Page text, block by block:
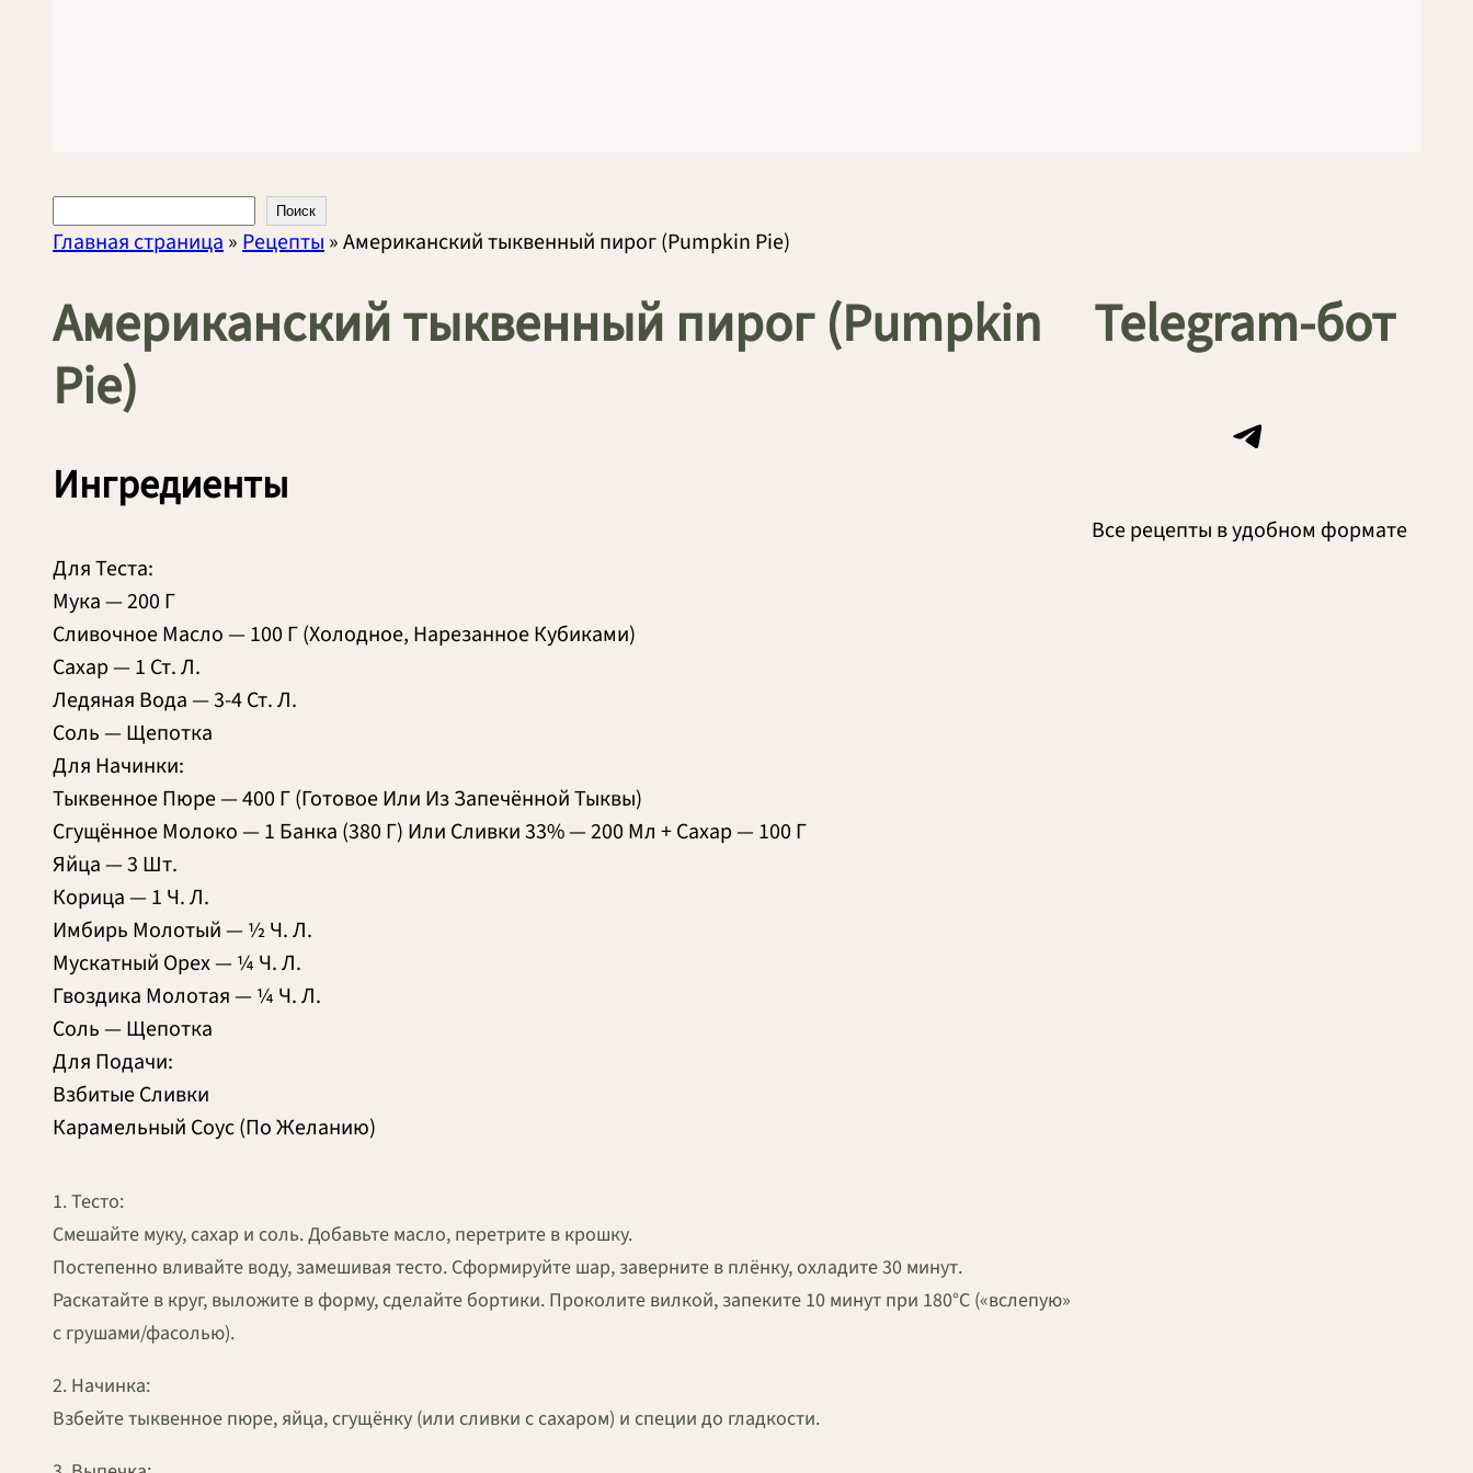
Поиск
Главная страница»Рецепты»Американский тыквенный пирог (Pumpkin Pie)
Американский тыквенный пирог (Pumpkin
Pie)
Ингредиенты
Для Теста:
Мука — 200 Г
Сливочное Масло — 100 Г (Холодное, Нарезанное Кубиками)
Сахар — 1 Ст. Л.
Ледяная Вода — 3-4 Ст. Л.
Соль — Щепотка
Для Начинки:
Тыквенное Пюре — 400 Г (Готовое Или Из Запечённой Тыквы)
Сгущённое Молоко — 1 Банка (380 Г) Или Сливки 33% — 200 Мл + Сахар — 100 Г
Яйца — 3 Шт.
Корица — 1 Ч. Л.
Имбирь Молотый — ½ Ч. Л.
Мускатный Орех — ¼ Ч. Л.
Гвоздика Молотая — ¼ Ч. Л.
Соль — Щепотка
Для Подачи:
Взбитые Сливки
Карамельный Соус (По Желанию)
1. Тесто:
Смешайте муку, сахар и соль. Добавьте масло, перетрите в крошку.
Постепенно вливайте воду, замешивая тесто. Сформируйте шар, заверните в плёнку, охладите 30 минут.
Раскатайте в круг, выложите в форму, сделайте бортики. Проколите вилкой, запеките 10 минут при 180°C («вслепую»
с грушами/фасолью).
2. Начинка:
Взбейте тыквенное пюре, яйца, сгущёнку (или сливки с сахаром) и специи до гладкости.
Telegram-бот
Telegram
Все рецепты в удобном формате